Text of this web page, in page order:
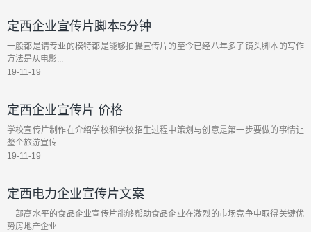
定西企业宣传片脚本5分钟
一般都是请专业的模特都是能够拍摄宣传片的至今已经八年多了镜头脚本的写作
方法是从电影...
19-11-19
定西企业宣传片 价格
学校宣传片制作在介绍学校和学校招生过程中策划与创意是第一步要做的事情让
整个旅游宣传...
19-11-19
定西电力企业宣传片文案
一部高水平的食品企业宣传片能够帮助食品企业在激烈的市场竞争中取得关键优
势房地产企业...